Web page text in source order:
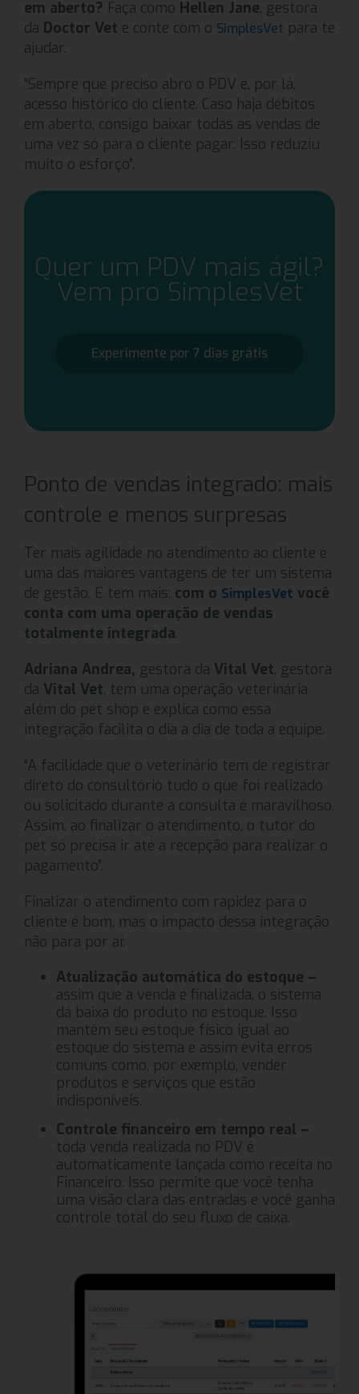
em aberto? Faça como Hellen Jane, gestora
da Doctor Vet e conte com o SimplesVet para te
ajudar.
“Sempre que preciso abro o PDV e, por lá,
acesso histórico do cliente. Caso haja débitos
em aberto, consigo baixar todas as vendas de
uma vez só para o cliente pagar. Isso reduziu
muito o esforço”.
Quer um PDV mais ágil?
Vem pro SimplesVet
Experimente por 7 dias grátis
Ponto de vendas integrado: mais
controle e menos surpresas
Ter mais agilidade no atendimento ao cliente é
uma das maiores vantagens de ter um sistema
de gestão. E tem mais: com o SimplesVet você
conta com uma operação de vendas
totalmente integrada.
Adriana Andrea, gestora da Vital Vet, gestora
da Vital Vet, tem uma operação veterinária
além do pet shop e explica como essa
integração facilita o dia a dia de toda a equipe.
“A facilidade que o veterinário tem de registrar
direto do consultório tudo o que foi realizado
ou solicitado durante a consulta é maravilhoso.
Assim, ao finalizar o atendimento, o tutor do
pet só precisa ir até a recepção para realizar o
pagamento”.
Finalizar o atendimento com rapidez para o
cliente é bom, mas o impacto dessa integração
não para por aí:
Atualização automática do estoque –
assim que a venda é finalizada, o sistema
dá baixa do produto no estoque. Isso
mantém seu estoque físico igual ao
estoque do sistema e assim evita erros
comuns como, por exemplo, vender
produtos e serviços que estão
indisponíveis.
Controle financeiro em tempo real –
toda venda realizada no PDV é
automaticamente lançada como receita no
Financeiro. Isso permite que você tenha
uma visão clara das entradas e você ganha
controle total do seu fluxo de caixa.